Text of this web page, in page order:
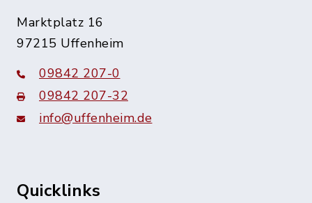
Marktplatz 16
97215 Uffenheim
09842 207-0
09842 207-32
info@uffenheim.de
Quicklinks